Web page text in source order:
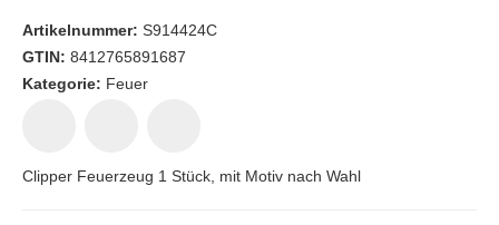
Artikelnummer: S914424C
GTIN: 8412765891687
Kategorie: Feuer
Clipper Feuerzeug 1 Stück, mit Motiv nach Wahl